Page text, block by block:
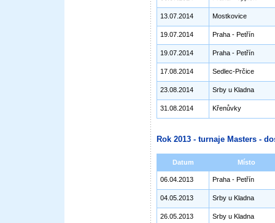
13.07.2014 Mostkovice
19.07.2014 Praha - Petřín
19.07.2014 Praha - Petřín
17.08.2014 Sedlec-Prčice
23.08.2014 Srby u Kladna
31.08.2014 Křenůvky
Rok 2013 - turnaje Masters -
Datum Místo
06.04.2013 Praha - Petřín
04.05.2013 Srby u Kladna
26.05.2013 Srby u Kladna